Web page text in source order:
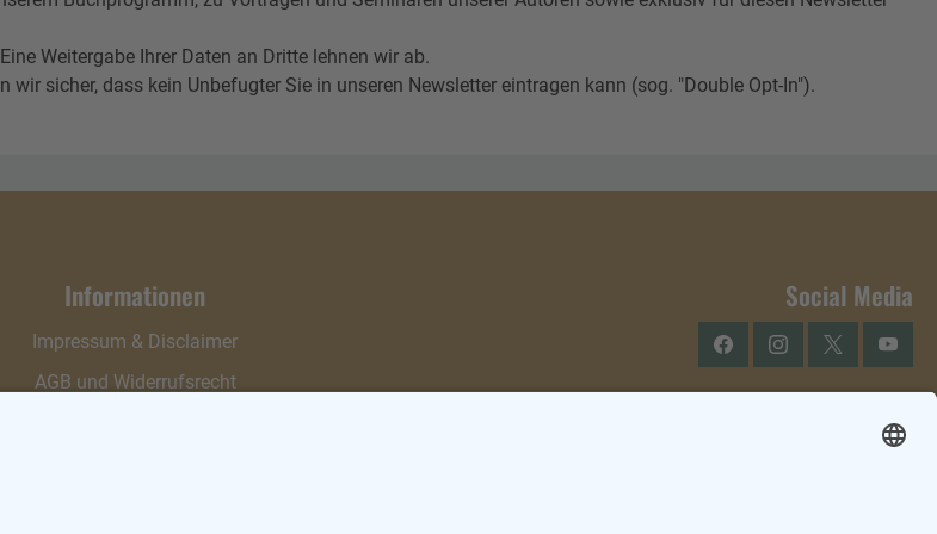
Weitergabe Ihrer Daten an Dritte lehnen wir ab.
sicher, dass kein Unbefugter Sie in unseren Newsletter eintragen kann (sog. "Double Opt-In").
Informationen
Impressum & Disclaimer
AGB und Widerrufsrecht
Social Media
FacebookInstagramTwitter